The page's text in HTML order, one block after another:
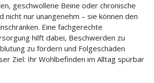
geschwollene Beine oder chronische
nicht nur unangenehm – sie können den
Eine fachgerechte
hilft dabei, Beschwerden zu
zu fördern und Folgeschäden
Ziel: Ihr Wohlbefinden im Alltag spürbar